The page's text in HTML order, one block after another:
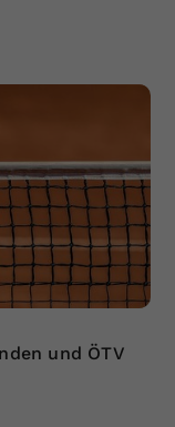
und ÖTV